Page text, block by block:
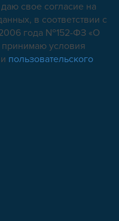
свое согласие на
в соответствии с
года №152-ФЗ «О
принимаю условия
и пользовательского